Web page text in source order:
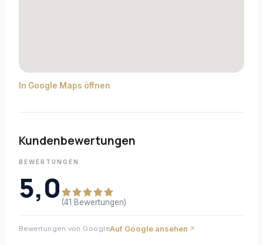
In Google Maps öffnen
Kundenbewertungen
BEWERTUNGEN
5,0 (41 Bewertungen)
Bewertungen von GoogleAuf Google ansehen